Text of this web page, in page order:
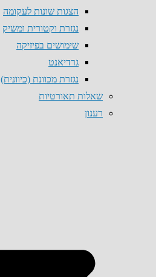
הצגות שונות לעקומה
נגזרת וקטורית ומשיק
שימושים בפיזיקה
גרדיאנט
נגזרת מכוונת (כיוונית)
שאלות תאורטיות
רענון